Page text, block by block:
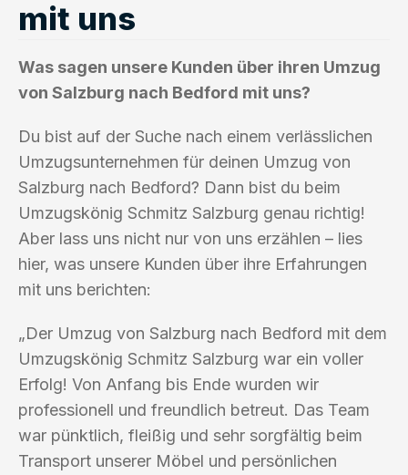
mit uns
Was sagen unsere Kunden über ihren Umzug
von Salzburg nach Bedford mit uns?
Du bist auf der Suche nach einem verlässlichen
Umzugsunternehmen für deinen Umzug von
Salzburg nach Bedford? Dann bist du beim
Umzugskönig Schmitz Salzburg genau richtig!
Aber lass uns nicht nur von uns erzählen – lies
hier, was unsere Kunden über ihre Erfahrungen
mit uns berichten:
„Der Umzug von Salzburg nach Bedford mit dem
Umzugskönig Schmitz Salzburg war ein voller
Erfolg! Von Anfang bis Ende wurden wir
professionell und freundlich betreut. Das Team
war pünktlich, fleißig und sehr sorgfältig beim
Transport unserer Möbel und persönlichen